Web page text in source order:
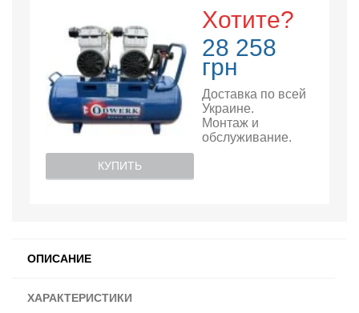
Хотите?
28 258
грн
Доставка по всей
Украине.
Монтаж и
обслуживание.
КУПИТЬ
ОПИСАНИЕ
ХАРАКТЕРИСТИКИ